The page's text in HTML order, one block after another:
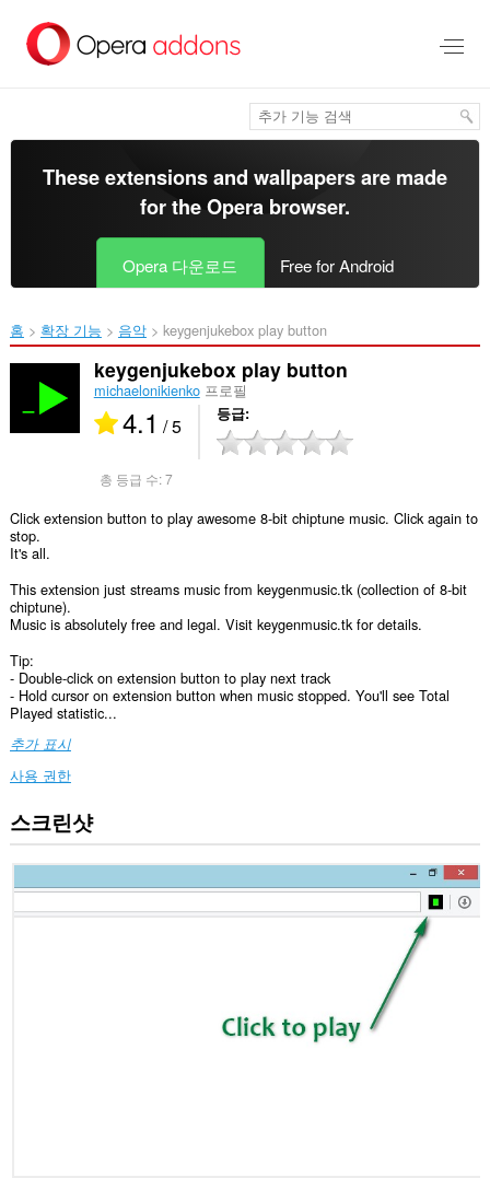
건
These extensions and wallpapers are made
for theOpera browser.
Opera 다운로드 Free for Android
홈 확장 기능 음악 keygenjukebox play button‎
keygenjukebox play button
michaelonikienko프로필
4.1 / 5 등급
총 등급 수:7
Click extension button to play awesome 8-bit chiptune music. Click again to
stop.
It's all.
This extension just streams music from keygenmusic.tk (collection of 8-bit
chiptune).
Music is absolutely free and legal. Visit keygenmusic.tk for details.
Tip:
- Double-click on extension button to play next track
- Hold cursor on extension button when music stopped. You'll see Total
Played statistic...
추가 표시
사용 권한
이
확
능
은
스크린샷